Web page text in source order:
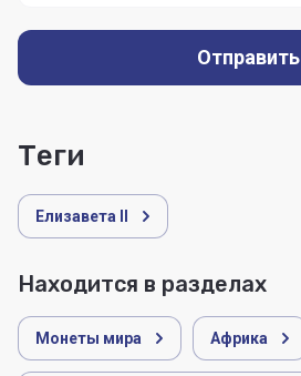
Отправить
теги
Елизавета II
Находится в разделах
Монеты мира Африка